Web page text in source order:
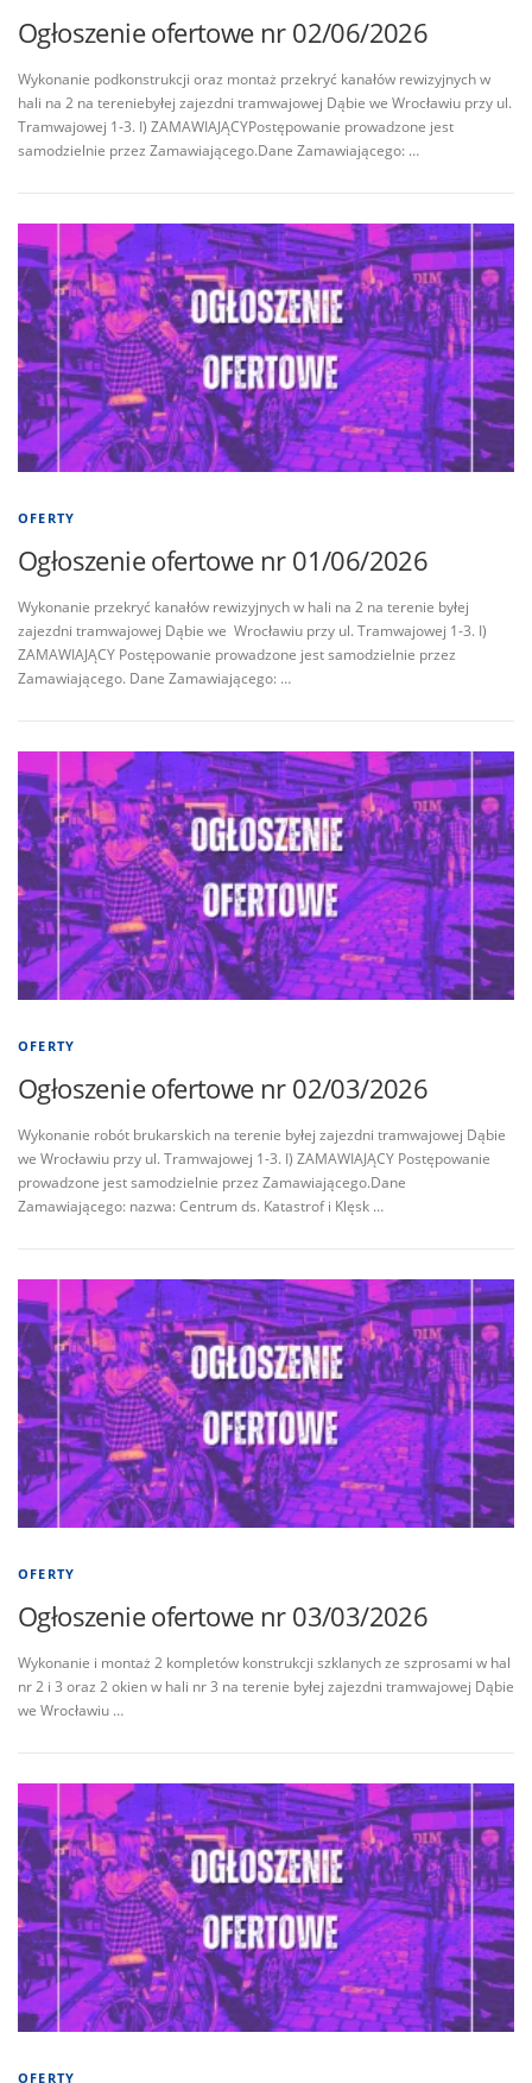
Ogłoszenie ofertowe nr 02/06/2026
Wykonanie podkonstrukcji oraz montaż przekryć kanałów rewizyjnych w
hali na 2 na tereniebyłej zajezdni tramwajowej Dąbie we Wrocławiu przy ul.
Tramwajowej 1-3. I) ZAMAWIAJĄCYPostępowanie prowadzone jest
samodzielnie przez Zamawiającego.Dane Zamawiającego: …
OFERTY
Ogłoszenie ofertowe nr 01/06/2026
Wykonanie przekryć kanałów rewizyjnych w hali na 2 na terenie byłej
zajezdni tramwajowej Dąbie we Wrocławiu przy ul. Tramwajowej 1-3. I)
ZAMAWIAJĄCY Postępowanie prowadzone jest samodzielnie przez
Zamawiającego. Dane Zamawiającego: …
OFERTY
Ogłoszenie ofertowe nr 02/03/2026
Wykonanie robót brukarskich na terenie byłej zajezdni tramwajowej Dąbie
we Wrocławiu przy ul. Tramwajowej 1-3. I) ZAMAWIAJĄCY Postępowanie
prowadzone jest samodzielnie przez Zamawiającego.Dane
Zamawiającego: nazwa: Centrum ds. Katastrof i Klęsk …
OFERTY
Ogłoszenie ofertowe nr 03/03/2026
Wykonanie i montaż 2 kompletów konstrukcji szklanych ze szprosami w hal
nr 2 i 3 oraz 2 okien w hali nr 3 na terenie byłej zajezdni tramwajowej Dąbie
we Wrocławiu …
OFERTY